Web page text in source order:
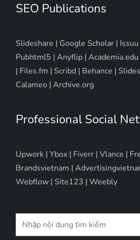
SEO Publications
Slideshare | Google Scholar | Issuu
Pubhtml5 |Anyflip |Academia.edu
| Files.fm | Scribd | Behance |
Calameo |Archive.org
Professional Social
Upwork |Ybox | Fiverr |Vlance |
Brandsvietnam |
Webflow | Site123 |Weebly
Tìm
kiếm